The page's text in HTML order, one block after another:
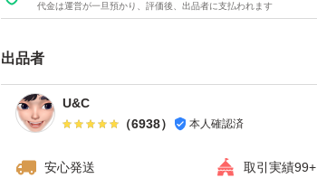
ソイプロテイン
トレーニング
ワークアウト
シェイプアップ
スリムボディ
代金は運営が一旦預かり、評価後、出品者に支払われます
出品者
U&C
（6938） 本人確認済
安心発送 取引実績99+